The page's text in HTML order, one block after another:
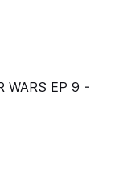
WARS EP 9 -